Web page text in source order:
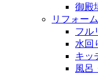
御殿
リフォー
フル
水回
キッ
風呂